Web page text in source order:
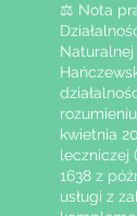
⚖️ Nota
Naturalnej
kwietnia
leczniczej
1638 z
usługi z